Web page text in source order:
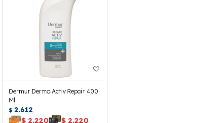
Dermur Dermo Activ Repair 400
Ml.
$ 2.612
$ 2.220 $ 2.220